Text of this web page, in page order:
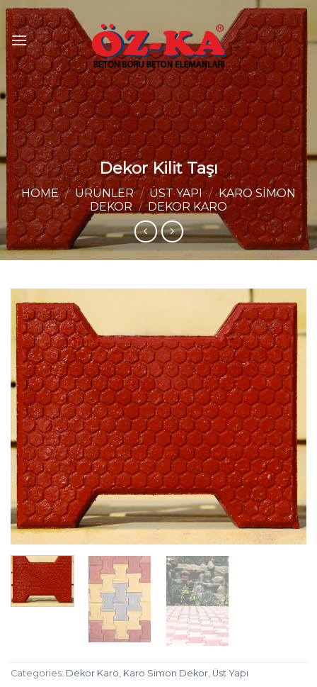
Skip
to
content
Dekor Kilit Taşı
HOME / ÜRÜNLER / ÜST YAPI / KARO SIMON
DEKOR / DEKOR KARO
Categories: Dekor Karo Karo Simon Dekor Üst Yapı